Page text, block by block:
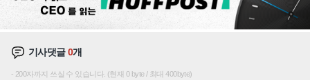
기사댓글0개
200자까지 쓰실 수 있습니다. (현재 0 byte / 최대 400byte)